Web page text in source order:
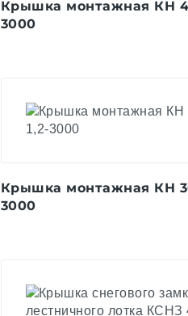
Крышка монтажная КН
3000
Крышка монтажная КН
3000